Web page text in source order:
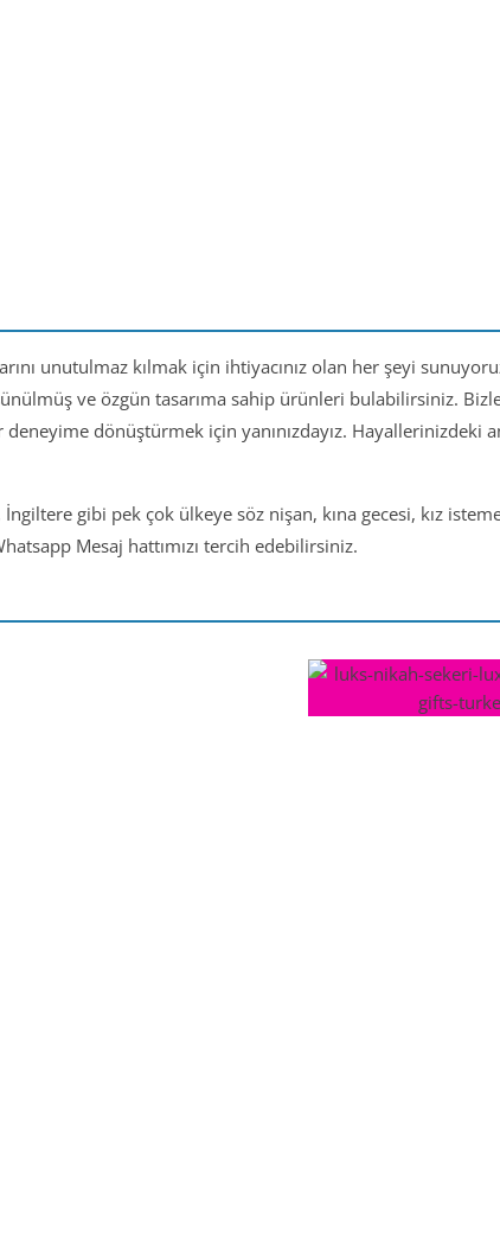
unutulmaz kılmak için ihtiyacınız olan her şeyi
ve özgün tasarıma sahip ürünleri bulabilirsiniz.
dönüştürmek için yanınızdayız. Hayallerinizdeki
gibi pek çok ülkeye söz nişan, kına gecesi, kız
Mesaj hattımızı tercih edebilirsiniz.